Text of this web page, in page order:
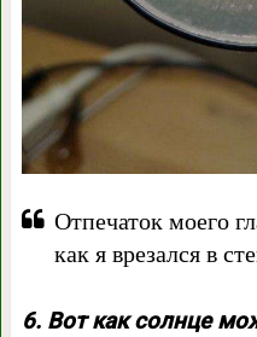
Отпечаток моего
как я врезался в
6. Вот как солнце